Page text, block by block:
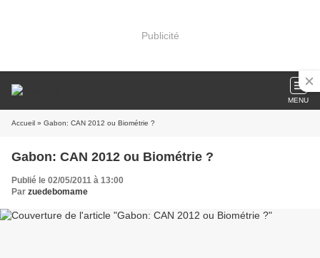
Publicité
MENU
Accueil » Gabon: CAN 2012 ou Biométrie ?
Gabon: CAN 2012 ou Biométrie ?
Publié le 02/05/2011 à 13:00
Par zuedebomame